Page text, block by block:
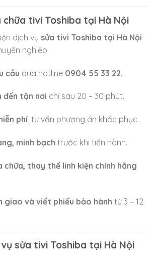
chữa tivi Toshiba tại Hà Nội
dịch vụ sửa tivi Toshiba tại Hà Nội
nghiệp:
cầu qua hotline 0904 55 33 22.
đến tận nơi chỉ sau 20 – 30 phút.
phí, tư vấn phương án khắc phục.
minh bạch trước khi tiến hành.
chữa, thay thế linh kiện chính hãng
giao và viết phiếu bảo hành từ 3 – 12
sửa tivi Toshiba tại Hà Nội